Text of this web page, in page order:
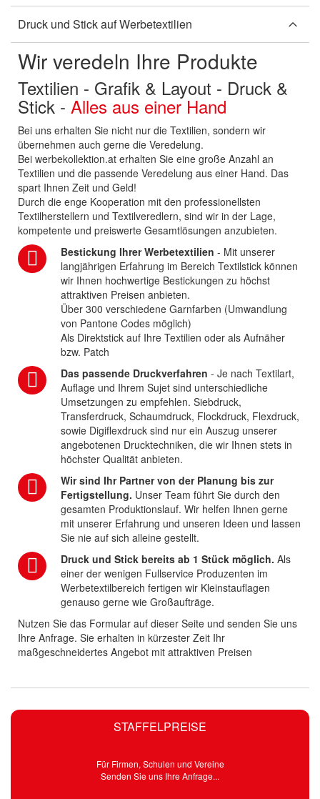
STAFFELPREISE
Für Firmen, Schulen und Vereine
Senden Sie uns Ihre Anfrage...
Druck und Stick auf Werbetextilien
Wir veredeln Ihre Produkte
Textilien - Grafik & Layout - Druck &
Stick - Alles aus einer Hand
Bei uns erhalten Sie nicht nur die Textilien, sondern wir
übernehmen auch gerne die Veredelung.
Bei werbekollektion.at erhalten Sie eine große Anzahl an
Textilien und die passende Veredelung aus einer Hand. Das
spart Ihnen Zeit und Geld!
Durch die enge Kooperation mit den professionellsten
Textilherstellern und Textilveredlern, sind wir in der Lage,
kompetente und preiswerte Gesamtlösungen anzubieten.
Bestickung Ihrer Werbetextilien - Mit unserer
langjährigen Erfahrung im Bereich Textilstick können
wir Ihnen hochwertige Bestickungen zu höchst
attraktiven Preisen anbieten.
Über 300 verschiedene Garnfarben (Umwandlung
von Pantone Codes möglich)
Als Direktstick auf Ihre Textilien oder als Aufnäher
bzw. Patch
Das passende Druckverfahren - Je nach Textilart,
Auflage und Ihrem Sujet sind unterschiedliche
Umsetzungen zu empfehlen. Siebdruck,
Transferdruck, Schaumdruck, Flockdruck, Flexdruck,
sowie Digiflexdruck sind nur ein Auszug unserer
angebotenen Drucktechniken, die wir Ihnen stets in
höchster Qualität anbieten.
Wir sind Ihr Partner von der Planung bis zur
Fertigstellung. Unser Team führt Sie durch den
gesamten Produktionslauf. Wir helfen Ihnen gerne
mit unserer Erfahrung und unseren Ideen und lassen
Sie nie auf sich alleine gestellt.
Druck und Stick bereits ab 1 Stück möglich. Als
einer der wenigen Fullservice Produzenten im
Werbetextilbereich fertigen wir Kleinstauflagen
genauso gerne wie Großaufträge.
Nutzen Sie das Formular auf dieser Seite und senden Sie uns
Ihre Anfrage. Sie erhalten in kürzester Zeit Ihr
maßgeschneidertes Angebot mit attraktiven Preisen